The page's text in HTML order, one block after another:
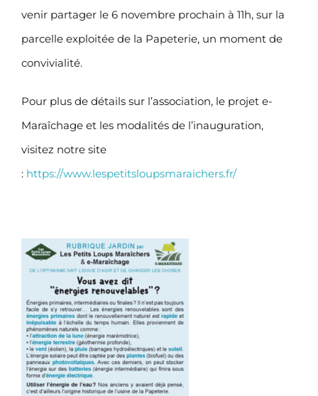
venir partager le 6 novembre prochain à 11h, sur la
parcelle exploitée de la Papeterie, un moment de
convivialité.
Pour plus de détails sur l’association, le projet e-
Maraîchage et les modalités de l’inauguration,
visitez notre site
: https://www.lespetitsloupsmaraichers.fr/